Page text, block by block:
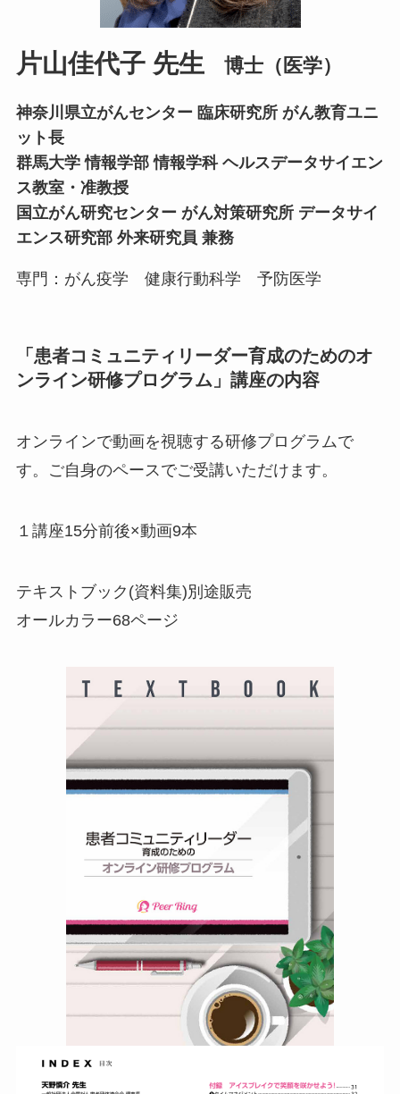
片山佳代子 先生博士（医学）
神奈川県立がんセンター 臨床研究所 がん教育ユニ
ット長
群馬大学 情報学部 情報学科 ヘルスデータサイエン
ス教室・准教授
国立がん研究センター がん対策研究所 データサイ
エンス研究部 外来研究員 兼務
専門：がん疫学 健康行動科学 予防医学
「患者コミュニティリーダー育成のためのオ
ンライン研修プログラム」講座の内容
オンラインで動画を視聴する研修プログラムで
す。ご自身のペースでご受講いただけます。
１講座15分前後×動画9本
テキストブック(資料集)別途販売
オールカラー68ページ